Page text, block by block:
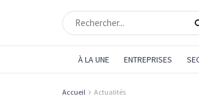
À LA UNE ENTREPRISES
Accueil Actualités